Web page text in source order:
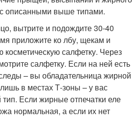
описанными выше типами.
вытрите и подождите 30-40
приложите ко лбу, щекам и
косметическую салфетку. Через
салфетку. Если на ней есть
– вы обладательница жирной
в местах Т-зоны – у вас
Если жирные отпечатки еле
нормальная, а если их нет